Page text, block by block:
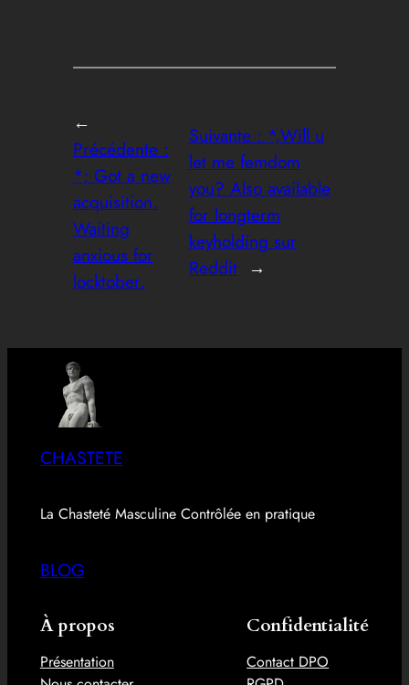
←
Précédente :
*; Got a new
acquisition.
Waiting
anxious for
locktober.
Suivante : *,Will u
let me femdom
you? Also available
for longterm
keyholding sur
Reddit →
CHASTETE
La Chasteté Masculine Contrôlée en pratique
BLOG
À propos
Présentation
Confidentialité
Contact DPO